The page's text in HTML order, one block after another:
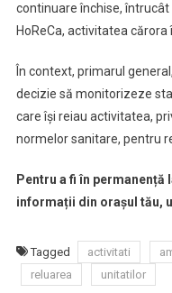
continuare închise,
HoReCa, activitatea
În context, primarul
decizie să monitorizeze
care își reiau activitatea,
normelor sanitare, pentru
Pentru a fi în
informații din orașul tău,
Tagged activitati
reluarea
unitatilor